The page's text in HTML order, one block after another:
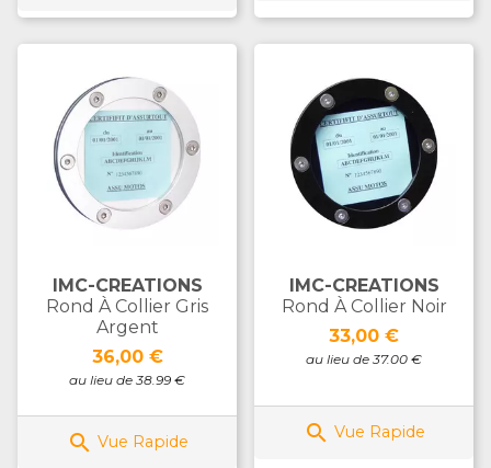
IMC-CREATIONS
Rond À Collier Gris
Argent
Prix
36,00 €
au lieu de 38.99 €
 Vue Rapide
IMC-CREATIONS
Rond À Collier Noir
Prix
33,00 €
au lieu de 37.00 €
 Vue Rapide